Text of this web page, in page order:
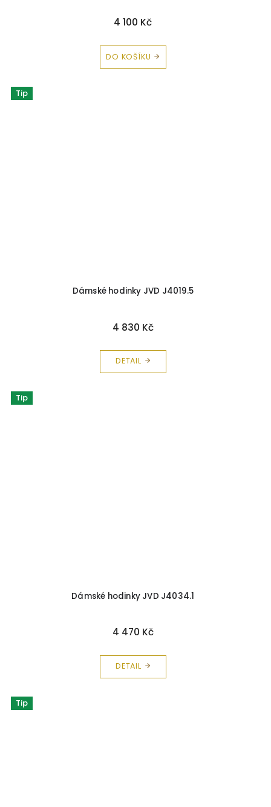
4 100 Kč
DO KOŠÍKU
Tip
Dámské hodinky JVD J4019.5
4 830 Kč
DETAIL
Tip
Dámské hodinky JVD J4034.1
4 470 Kč
DETAIL
Tip